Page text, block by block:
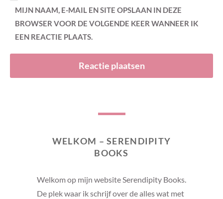
MIJN NAAM, E-MAIL EN SITE OPSLAAN IN DEZE
BROWSER VOOR DE VOLGENDE KEER WANNEER IK
EEN REACTIE PLAATS.
WELKOM – SERENDIPITY
BOOKS
Welkom op mijn website Serendipity Books.
De plek waar ik schrijf over de alles wat met